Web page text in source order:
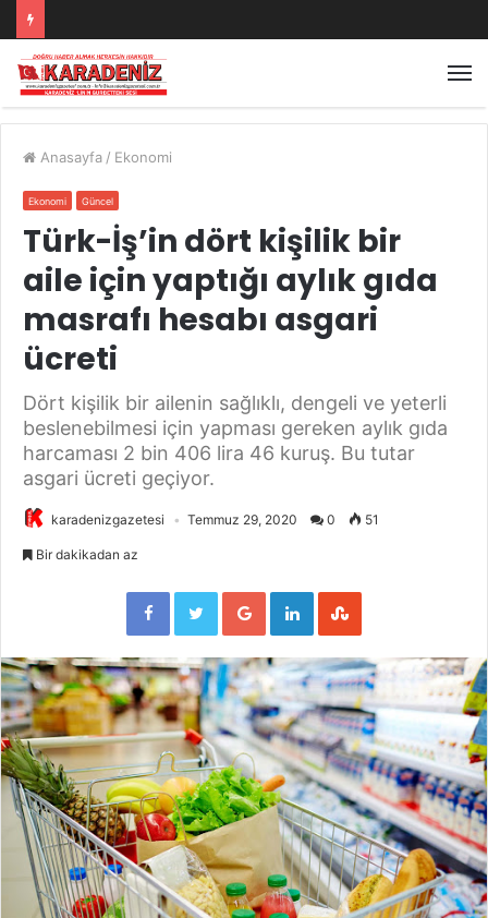
Anasayfa / Ekonomi
Ekonomi Güncel
Türk-İş’in dört kişilik bir
aile için yaptığı aylık gıda
masrafı hesabı asgari
ücreti
Dört kişilik bir ailenin sağlıklı, dengeli ve yeterli
beslenebilmesi için yapması gereken aylık gıda
harcaması 2 bin 406 lira 46 kuruş. Bu tutar
asgari ücreti geçiyor.
karadenizgazetesi Temmuz 29, 2020 0 51
Bir dakikadan az
FacebookTwitterGoogle+LinkedInStumbleUpon